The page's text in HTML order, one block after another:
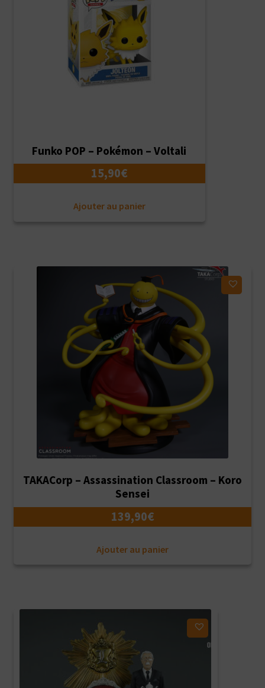
Funko POP – Pokémon – Voltali
15,90€
Ajouter au panier
TAKACorp – Assassination Classroom – Koro
Sensei
139,90€
Ajouter au panier
Ajouter à ma liste d'envies
Ajouter à ma liste d'envies